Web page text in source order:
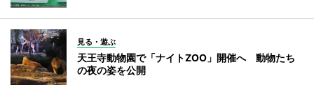
見る・遊ぶ
天王寺動物園で「ナイトZOO」開催へ 動物たち
の夜の姿を公開